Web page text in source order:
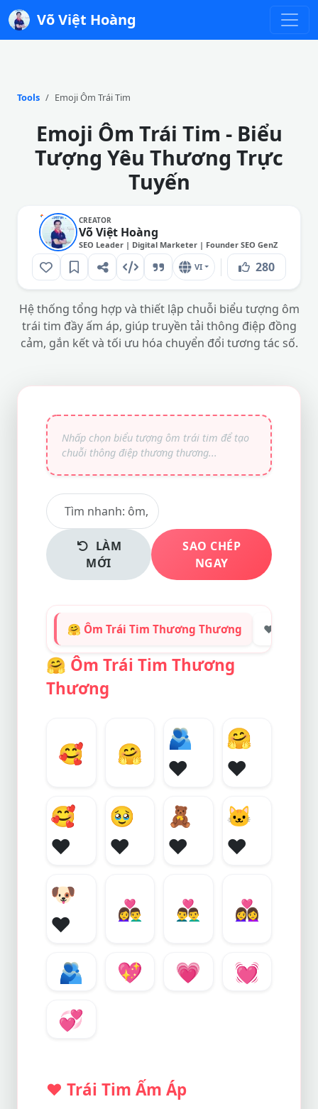
Võ Việt Hoàng
Tools Emoji Ôm Trái Tim
Emoji Ôm Trái Tim - Biểu
Tượng Yêu Thương Trực
Tuyến
CREATOR
Võ Việt Hoàng
SEO Leader | Digital Marketer | Founder SEO GenZ
VI 280
Hệ thống tổng hợp và thiết lập chuỗi biểu tượng ôm
trái tim đầy ấm áp, giúp truyền tải thông điệp đồng
cảm, gắn kết và tối ưu hóa chuyển đổi tương tác số.
LÀM
MỚI
SAO CHÉP
NGAY
🤗 Ôm Trái Tim Thương Thương ❤️ Trái
🤗 Ôm Trái Tim Thương
Thương
🥰 🤗
🫂
❤️
🤗
❤️
🥰
❤️
🥹
❤️
🧸
❤️
🐱
❤️
🐶
❤️
👩‍❤️‍👨 👨‍❤️‍👨 👩‍❤️‍👩
🫂 💖 💗
💓
💞
❤️ Trái Tim Ấm Áp